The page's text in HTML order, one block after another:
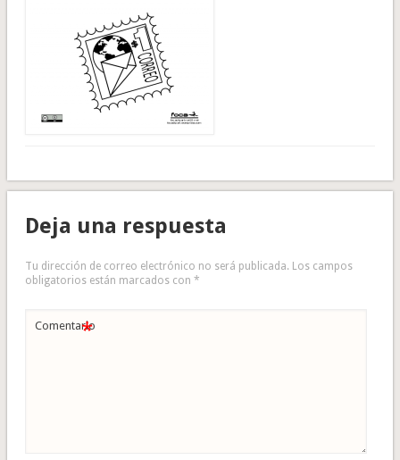
Deja una respuesta
Tu dirección de correo electrónico no será publicada. Los campos
obligatorios están marcados con *
Comentario
*